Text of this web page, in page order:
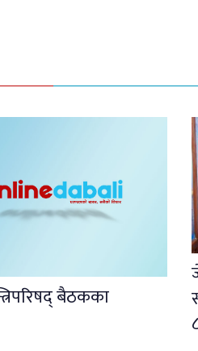
बैठकका